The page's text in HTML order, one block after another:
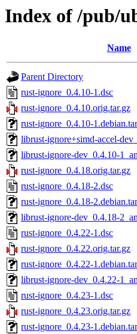
Index of /pub/
Name
Parent Directory
rust-ignore_0.4.10-1.dsc
rust-ignore_0.4.10.orig.tar.gz
rust-ignore_0.4.10-
librust-ignore+simd-accel-
librust-ignore-dev_0.4.10-
rust-ignore_0.4.18.orig.tar.gz
rust-ignore_0.4.18-2.dsc
rust-ignore_0.4.18-
librust-ignore-dev_0.4.18-
rust-ignore_0.4.22-1.dsc
rust-ignore_0.4.22.orig.tar.gz
rust-ignore_0.4.22-
librust-ignore-dev_0.4.22-
rust-ignore_0.4.23-1.dsc
rust-ignore_0.4.23.orig.tar.gz
rust-ignore_0.4.23-